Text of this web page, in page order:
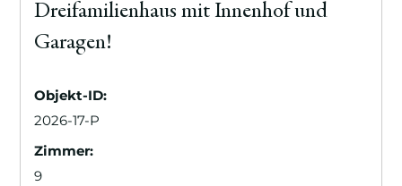
Dreifamilienhaus mit Innenhof und
Garagen!
Objekt-ID:
2026-17-P
Zimmer:
9